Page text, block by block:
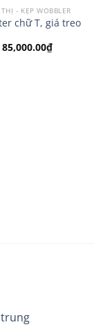
wishlist
- KẸP WOBBLER
chữ T, giá treo
Giá
gốc
85,000.00₫Giá
hiện